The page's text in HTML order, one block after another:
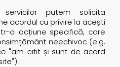
servicilor putem solicita
acordul cu privire la acești
o acțiune specifică, care
neechivoc (e.g.
"am citit și sunt de acord